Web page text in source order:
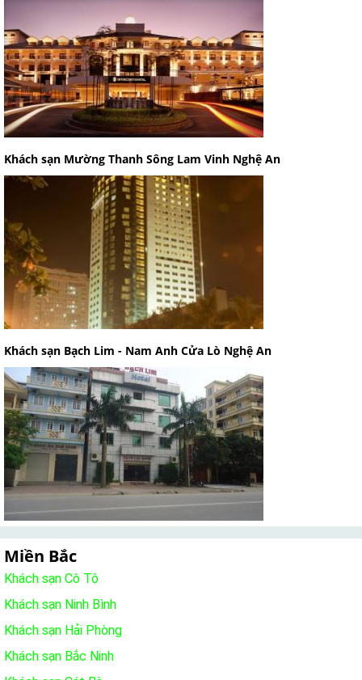
Khách sạn Mường Thanh Sông Lam Vinh Nghệ An
Khách sạn Bạch Lim - Nam Anh Cửa Lò Nghệ An
Miền Bắc
Khách sạn Cô Tô
Khách sạn Ninh Bình
Khách sạn Hải Phòng
Khách sạn Bắc Ninh